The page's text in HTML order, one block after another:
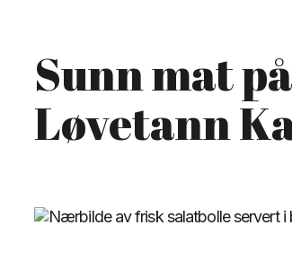
Sunn mat
Løvetann